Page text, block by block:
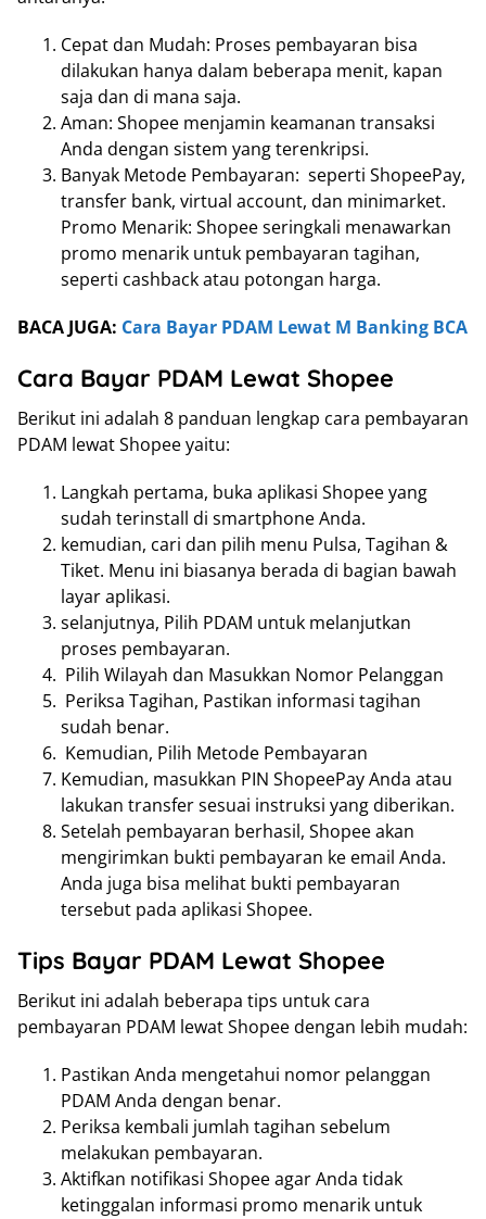
Cepat dan Mudah: Proses pembayaran bisa
dilakukan hanya dalam beberapa menit, kapan
saja dan di mana saja.
Aman: Shopee menjamin keamanan transaksi
Anda dengan sistem yang terenkripsi.
Banyak Metode Pembayaran: seperti ShopeePay,
transfer bank, virtual account, dan minimarket.
Promo Menarik: Shopee seringkali menawarkan
promo menarik untuk pembayaran tagihan,
seperti cashback atau potongan harga.
BACA JUGA: Cara Bayar PDAM Lewat M Banking BCA
Cara Bayar PDAM Lewat Shopee
Berikut ini adalah 8 panduan lengkap cara pembayaran
PDAM lewat Shopee yaitu:
Langkah pertama, buka aplikasi Shopee yang
sudah terinstall di smartphone Anda.
kemudian, cari dan pilih menu Pulsa, Tagihan &
Tiket. Menu ini biasanya berada di bagian bawah
layar aplikasi.
selanjutnya, Pilih PDAM untuk melanjutkan
proses pembayaran.
Pilih Wilayah dan Masukkan Nomor Pelanggan
Periksa Tagihan, Pastikan informasi tagihan
sudah benar.
Kemudian, Pilih Metode Pembayaran
Kemudian, masukkan PIN ShopeePay Anda atau
lakukan transfer sesuai instruksi yang diberikan.
Setelah pembayaran berhasil, Shopee akan
mengirimkan bukti pembayaran ke email Anda.
Anda juga bisa melihat bukti pembayaran
tersebut pada aplikasi Shopee.
Tips Bayar PDAM Lewat Shopee
Berikut ini adalah beberapa tips untuk cara
pembayaran PDAM lewat Shopee dengan lebih mudah:
Pastikan Anda mengetahui nomor pelanggan
PDAM Anda dengan benar.
Periksa kembali jumlah tagihan sebelum
melakukan pembayaran.
Aktifkan notifikasi Shopee agar Anda tidak
ketinggalan informasi promo menarik untuk